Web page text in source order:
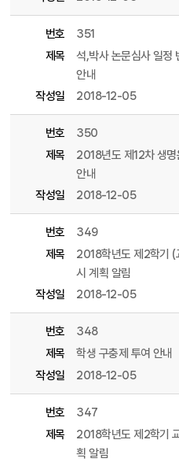
번호
351
제목
석,박사 논문심사 일정
안내
작성일
2018-12-05
번호
350
제목
2018년도 제12차 생
안내
작성일
2018-12-05
번호
349
제목
2018학년도 제2학기 (
시 계획 알림
작성일
2018-12-05
번호
348
제목
학생 구충제 투여 안내
작성일
2018-12-05
번호
347
제목
2018학년도 제2학기
획 알림